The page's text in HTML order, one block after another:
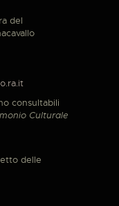
del
consultabili
Culturale
delle